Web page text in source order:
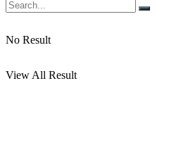
No Result
View All Result